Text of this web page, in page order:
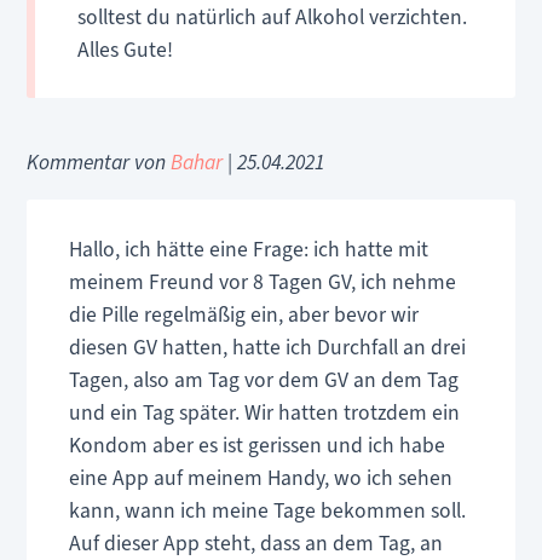
solltest du natürlich auf Alkohol verzichten.
Alles Gute!
Kommentar vonBahar|25.04.2021
Hallo, ich hätte eine Frage: ich hatte mit
meinem Freund vor 8 Tagen GV, ich nehme
die Pille regelmäßig ein, aber bevor wir
diesen GV hatten, hatte ich Durchfall an drei
Tagen, also am Tag vor dem GV an dem Tag
und ein Tag später. Wir hatten trotzdem ein
Kondom aber es ist gerissen und ich habe
eine App auf meinem Handy, wo ich sehen
kann, wann ich meine Tage bekommen soll.
Auf dieser App steht, dass an dem Tag, an